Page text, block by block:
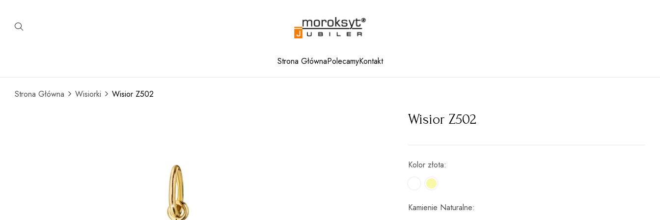
Strona GłównaPolecamyKontakt
Strona Główna Wisiorki Wisior Z502
Wisior Z502
Kolor złota
Kamienie Naturalne